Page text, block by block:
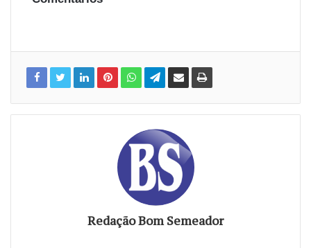
Redação Bom Semeador